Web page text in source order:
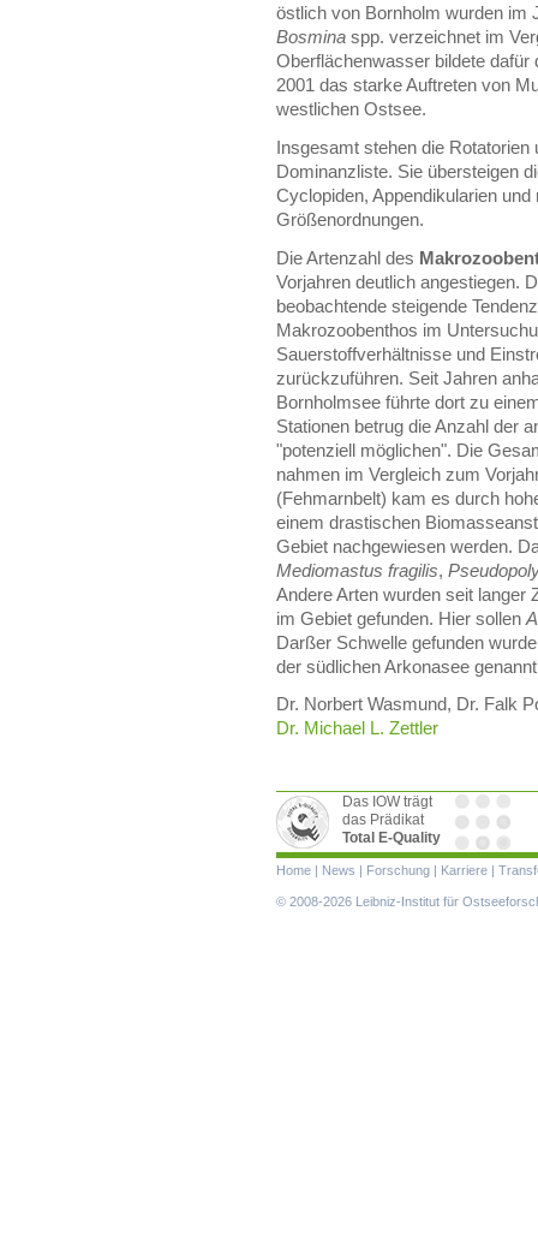
östlich von Bornholm wurden im
Bosmina spp. verzeichnet im
Oberflächenwasser bildete
2001 das starke Auftreten von
westlichen Ostsee.
Insgesamt stehen die
Dominanzliste. Sie übersteigen
Cyclopiden, Appendikularien
Größenordnungen.
Die Artenzahl des
Vorjahren deutlich angestiegen.
beobachtende steigende
Makrozoobenthos im
Sauerstoffverhältnisse und
zurückzuführen. Seit Jahren
Bornholmsee führte dort zu
Stationen betrug die Anzahl der
"potenziell möglichen". Die
nahmen im Vergleich zum
(Fehmarnbelt) kam es durch
einem drastischen
Gebiet nachgewiesen werden.
Mediomastus fragilis,
Andere Arten wurden seit langer
im Gebiet gefunden. Hier sollen
Darßer Schwelle gefunden
der südlichen Arkonasee
Dr. Norbert Wasmund, Dr. Falk
Dr. Michael L. Zettler
Das IOW trägt
das Prädikat
Total E-Quality
Navigation
überspringen
Home | News | Forschung | Karriere |
© 2008-2026 Leibniz-Institut für